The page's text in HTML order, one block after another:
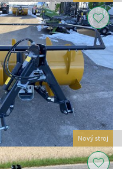
Nový stroj